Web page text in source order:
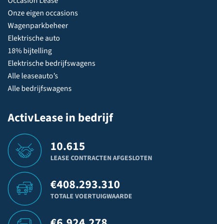
Onze eigen occasions
Wagenparkbeheer
Elektrische auto
18% bijtelling
Elektrische bedrijfswagens
Alle leaseauto’s
Alle bedrijfswagens
ActivLease in bedrijf
10.615
LEASE CONTRACTEN AFGESLOTEN
€408.293.310
TOTALE VOERTUIGWAARDE